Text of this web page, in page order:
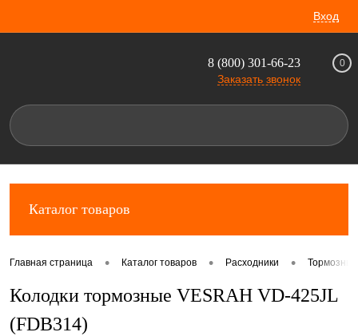
Вход
8 (800) 301-66-23
Заказать звонок
0
Каталог товаров
Главная страница • Каталог товаров • Расходники •
Колодки тормозные VESRAH VD-425JL
(FDB314)